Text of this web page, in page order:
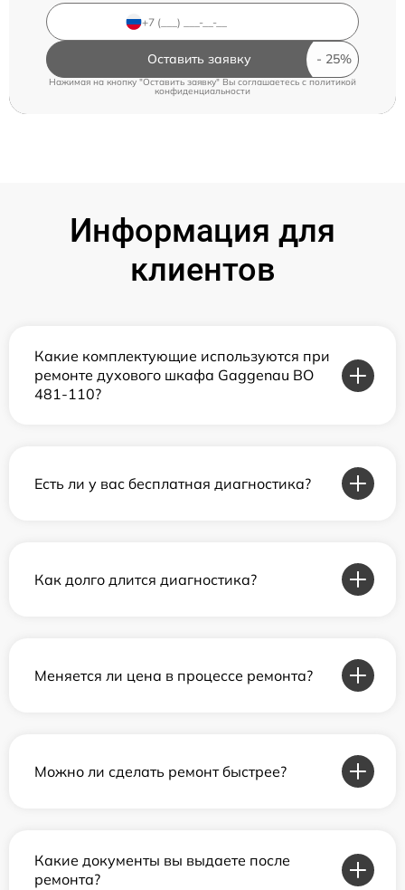
Оставить заявку
Нажимая на кнопку "Оставить заявку" Вы соглашаетесь c политикой
конфиденциальности
Информация для
клиентов
Какие комплектующие используются при
ремонте духового шкафа Gaggenau BO
481-110?
Есть ли у вас бесплатная диагностика?
Как долго длится диагностика?
Меняется ли цена в процессе ремонта?
Можно ли сделать ремонт быстрее?
Какие документы вы выдаете после
ремонта?